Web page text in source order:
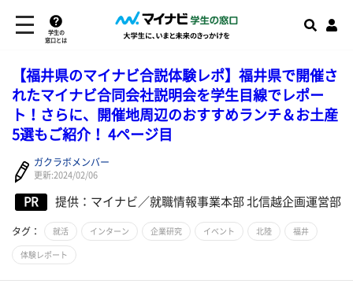
学生の
窓口とは
【福井県のマイナビ合説体験レポ】福井県で開催さ
れたマイナビ合同会社説明会を学生目線でレポー
ト！さらに、開催地周辺のおすすめランチ＆お土産
5選もご紹介！ 4ページ目
ガクラボメンバー
更新:2024/02/06
PR 提供：マイナビ／就職情報事業本部 北信越企画運営部
タグ： 就活 インターン 企業研究 イベント 北陸 福井
体験レポート